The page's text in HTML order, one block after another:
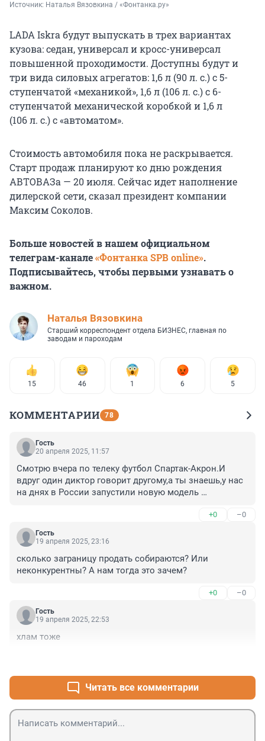
Источник: Наталья Вязовкина / «Фонтанка.ру»
LADA Iskra будут выпускать в трех вариантах
кузова: седан, универсал и кросс-универсал
повышенной проходимости. Доступны будут и
три вида силовых агрегатов: 1,6 л (90 л. с.) с 5-
ступенчатой «механикой», 1,6 л (106 л. с.) с 6-
ступенчатой механической коробкой и 1,6 л
(106 л. с.) с «автоматом».
Стоимость автомобиля пока не раскрывается.
Старт продаж планируют ко дню рождения
АВТОВАЗа — 20 июля. Сейчас идет наполнение
дилерской сети, сказал президент компании
Максим Соколов.
Больше новостей в нашем официальном
телеграм-канале«Фонтанка SPB online».
Подписывайтесь, чтобы первыми узнавать о
важном.
Наталья Вязовкина
Старший корреспондент отдела БИЗНЕС, главная по
заводам и пароходам
15 46 1 6 5
КОММЕНТАРИИ 78
Гость
20 апреля 2025, 11:57
Смотрю вчера по телеку футбол Спартак-Акрон.И
вдруг один диктор говорит другому,а ты знаешь,у нас
на днях в России запустили новую модель
ответил собеседник.Прорыв!Японцы и немцы
трепещут от страха.
+0 –0
Гость
19 апреля 2025, 23:16
сколько заграницу продать собираются? Или
неконкурентны? А нам тогда это зачем?
+0 –0
Гость
19 апреля 2025, 22:53
хлам тоже
Читать все комментарии